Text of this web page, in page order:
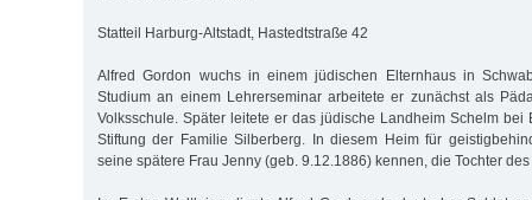
Statteil Harburg-Altstadt, Hastedtstraße 42
Alfred Gordon wuchs in einem jüdischen Elternhaus in
Studium an einem Lehrerseminar arbeitete er zunächst als
Volksschule. Später leitete er das jüdische Landheim Schelm bei
Stiftung der Familie Silberberg. In diesem Heim für
seine spätere Frau Jenny (geb. 9.12.1886) kennen, die Tochter